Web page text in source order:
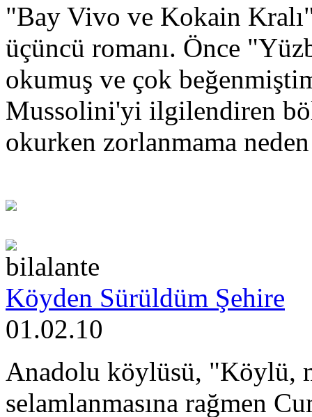
"Bay Vivo ve Kokain
üçüncü romanı. Önce
okumuş ve çok
Mussolini'yi ilgilendiren
okurken zorlanmama
bilalante
Köyden Sürüldüm Şehire
01.02.10
Anadolu köylüsü, "Köylü,
selamlanmasına rağmen